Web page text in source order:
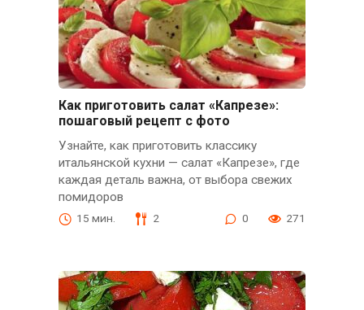
Как приготовить салат «Капрезе»:
пошаговый рецепт с фото
Узнайте, как приготовить классику
итальянской кухни — салат «Капрезе», где
каждая деталь важна, от выбора свежих
помидоров
15 мин. 2 0 271